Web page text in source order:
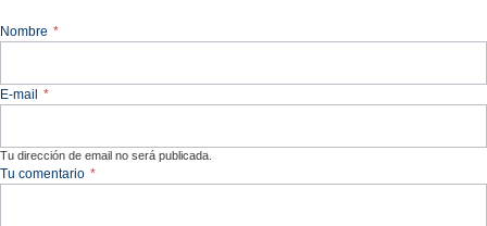
Nombre *
E-mail *
Tu dirección de email no será publicada.
Tu comentario *